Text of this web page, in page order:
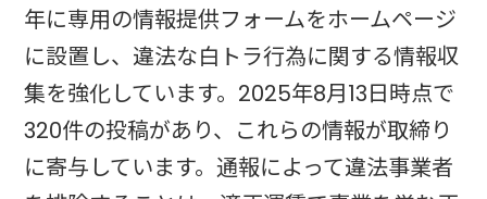
年に専用の情報提供フォームをホームページ
に設置し、違法な白トラ行為に関する情報収
集を強化しています。2025年8月13日時点で
320件の投稿があり、これらの情報が取締り
に寄与しています。通報によって違法事業者